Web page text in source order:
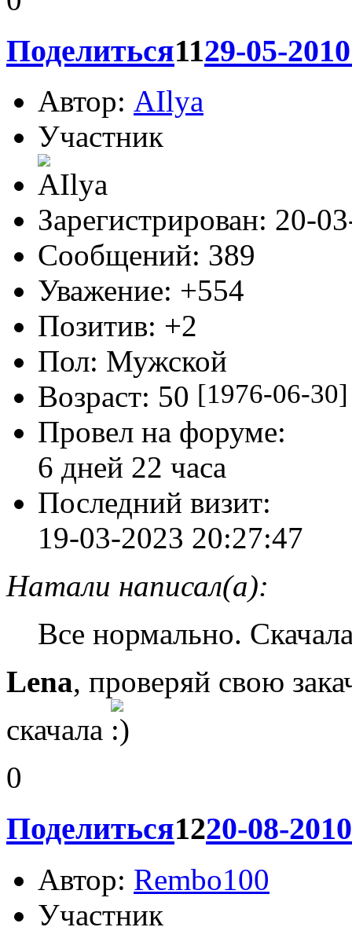
25-12-2015 14:12:00
AIlya -
Все нормально. Скачала
0
Поделиться1129-05-
Автор:AIlya
Участник
Зарегистрирован: 20-
Сообщений:389
Уважение: +554
Позитив: +2
Пол:Мужской
Возраст:50 [1976-06-30]
Провел на форуме:
6 дней 22 часа
Последний визит:
19-03-2023 20:27:47
Натали написал(а):
Все нормально.
, проверяй свою
скачала